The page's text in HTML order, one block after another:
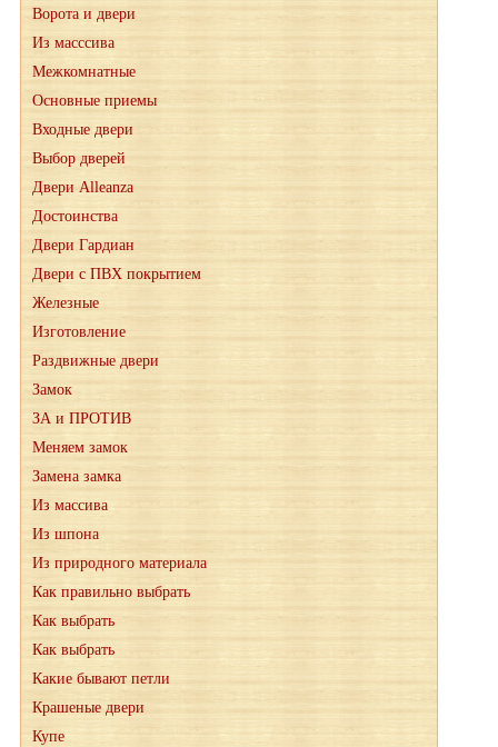
Ворота и двери
Из масссива
Межкомнатные
Основные приемы
Входные двери
Выбор дверей
Двери Alleanza
Достоинства
Двери Гардиан
Двери с ПВХ покрытием
Железные
Изготовление
Раздвижные двери
Замок
ЗА и ПРОТИВ
Меняем замок
Замена замка
Из массива
Из шпона
Из природного материала
Как правильно выбрать
Как выбрать
Как выбрать
Какие бывают петли
Крашеные двери
Купе